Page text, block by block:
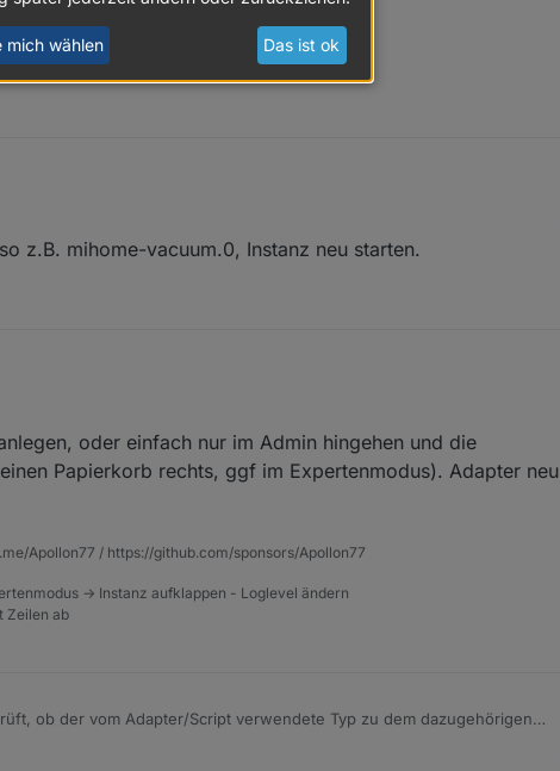
z.B. mihome-vacuum.0, Instanz neu starten.
oder einfach nur im Admin hingehen und die
Papierkorb rechts, ggf im Expertenmodus). Adapter neu
Apollon77 / https://github.com/sponsors/Apollon77
-> Instanz aufklappen - Loglevel ändern
Zeilen ab
ob der vom Adapter/Script verwendete Typ zu dem dazugehörigen
mich wählen Das ist ok